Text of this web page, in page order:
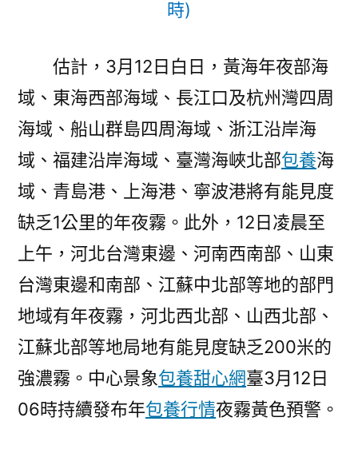
時)
估計，3月12日白日，黃海年夜部海
域、東海西部海域、長江口及杭州灣四周
海域、船山群島四周海域、浙江沿岸海
域、福建沿岸海域、臺灣海峽北部包養海
域、青島港、上海港、寧波港將有能見度
缺乏1公里的年夜霧。此外，12日凌晨至
上午，河北台灣東邊、河南西南部、山東
台灣東邊和南部、江蘇中北部等地的部門
地域有年夜霧，河北西北部、山西北部、
江蘇北部等地局地有能見度缺乏200米的
強濃霧。中心景象包養甜心網臺3月12日
06時持續發布年包養行情夜霧黃色預警。